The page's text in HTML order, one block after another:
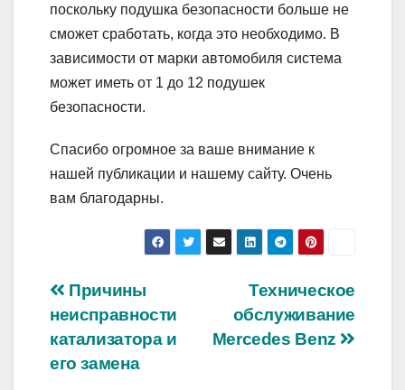
поскольку подушка безопасности больше не
сможет сработать, когда это необходимо. В
зависимости от марки автомобиля система
может иметь от 1 до 12 подушек
безопасности.
Спасибо огромное за ваше внимание к
нашей публикации и нашему сайту. Очень
вам благодарны.
Навигация
по
записям
Техническое
обслуживание
Mercedes Benz
Причины
неисправности
катализатора и
его замена